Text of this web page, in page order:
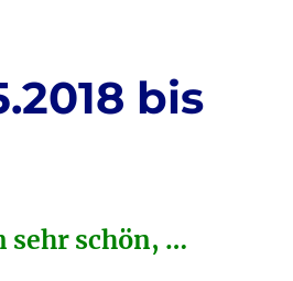
bis
sehr schön, …